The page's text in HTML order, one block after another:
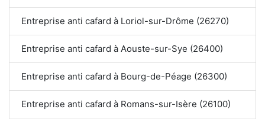
Entreprise anti cafard à Loriol-sur-Drôme (26270)
Entreprise anti cafard à Aouste-sur-Sye (26400)
Entreprise anti cafard à Bourg-de-Péage (26300)
Entreprise anti cafard à Romans-sur-Isère (26100)